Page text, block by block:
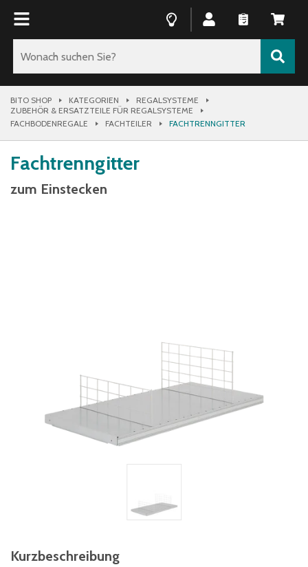
BITO SHOP KATEGORIEN
REGALSYSTEME
ZUBEHÖR & ERSATZTEILE FÜR REGALSYSTEME
FACHBODENREGALE
FACHTEILER FACHTRENNGITTER
Fachtrenngitter
zum Einstecken
Kurzbeschreibung